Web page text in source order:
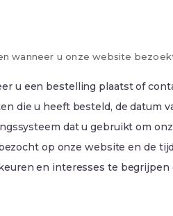
wanneer u onze website
u een bestelling plaatst of
die u heeft besteld, de
dat u gebruikt om
op onze website en de
en interesses te